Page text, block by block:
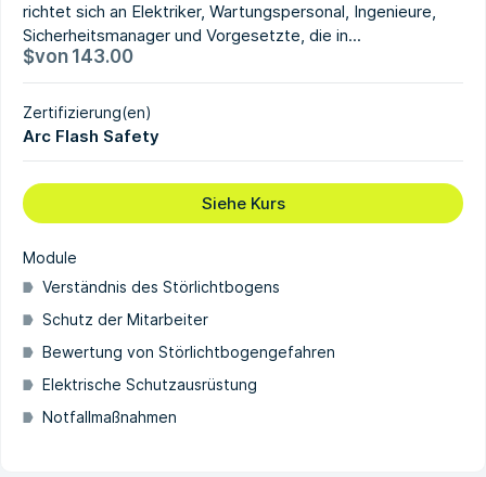
richtet sich an Elektriker, Wartungspersonal, Ingenieure,
Sicherheitsmanager und Vorgesetzte, die in...
$von 143.00
Zertifizierung(en)
Arc Flash Safety
Siehe Kurs
Module
Verständnis des Störlichtbogens
Schutz der Mitarbeiter
Bewertung von Störlichtbogengefahren
Elektrische Schutzausrüstung
Notfallmaßnahmen